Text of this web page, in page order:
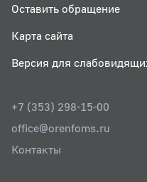
Оставить обращение
Карта сайта
Версия для
+7 (353) 298-15-00
office@orenfoms.ru
Контакты